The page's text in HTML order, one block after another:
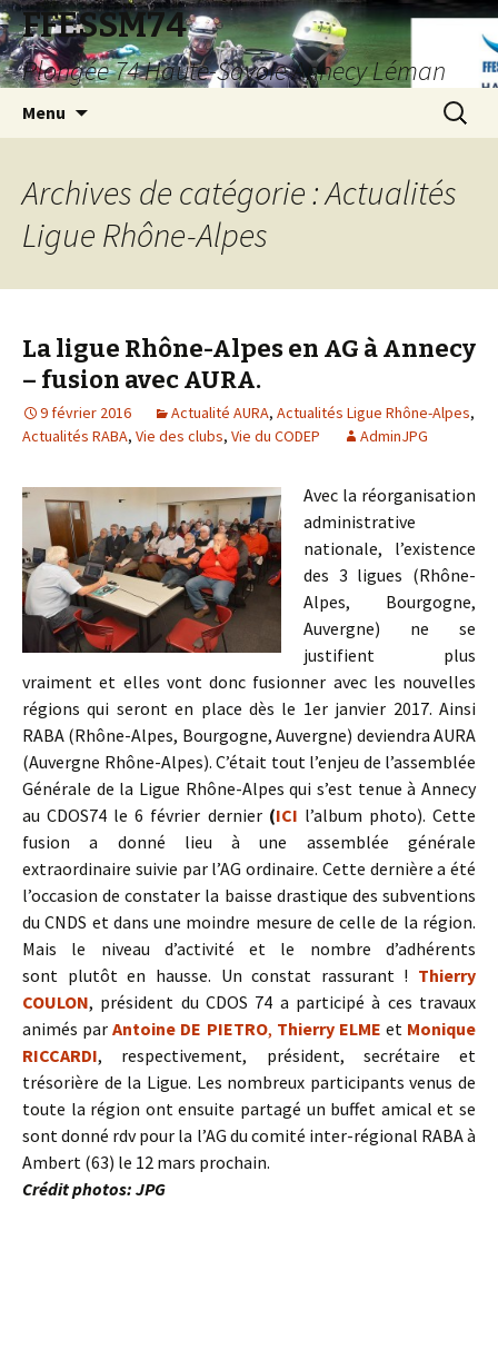
FFESSM74
Plongée 74 Haute-Savoie Annecy Léman
Menu
Archives de catégorie : Actualités
Ligue Rhône-Alpes
La ligue Rhône-Alpes en AG à Annecy
– fusion avec AURA.
9 février 2016 Actualité AURA, Actualités Ligue Rhône-Alpes,
Actualités RABA, Vie des clubs, Vie du CODEP AdminJPG
Avec la réorganisation
administrative
nationale, l’existence
des 3 ligues (Rhône-
Alpes, Bourgogne,
Auvergne) ne se
justifient plus
vraiment et elles vont donc fusionner avec les nouvelles
régions qui seront en place dès le 1er janvier 2017. Ainsi
RABA (Rhône-Alpes, Bourgogne, Auvergne) deviendra AURA
(Auvergne Rhône-Alpes). C’était tout l’enjeu de l’assemblée
Générale de la Ligue Rhône-Alpes qui s’est tenue à Annecy
au CDOS74 le 6 février dernier (ICI l’album photo). Cette
fusion a donné lieu à une assemblée générale
extraordinaire suivie par l’AG ordinaire. Cette dernière a été
l’occasion de constater la baisse drastique des subventions
du CNDS et dans une moindre mesure de celle de la région.
Mais le niveau d’activité et le nombre d’adhérents
sont plutôt en hausse. Un constat rassurant ! Thierry
COULON, président du CDOS 74 a participé à ces travaux
animés parAntoine DE PIETRO, Thierry ELME et Monique
RICCARDI, respectivement, président, secrétaire et
trésorière de la Ligue. Les nombreux participants venus de
toute la région ont ensuite partagé un buffet amical et se
sont donné rdv pour la l’AG du comité inter-régional RABA à
Ambert (63) le 12 mars prochain.
Crédit photos: JPG